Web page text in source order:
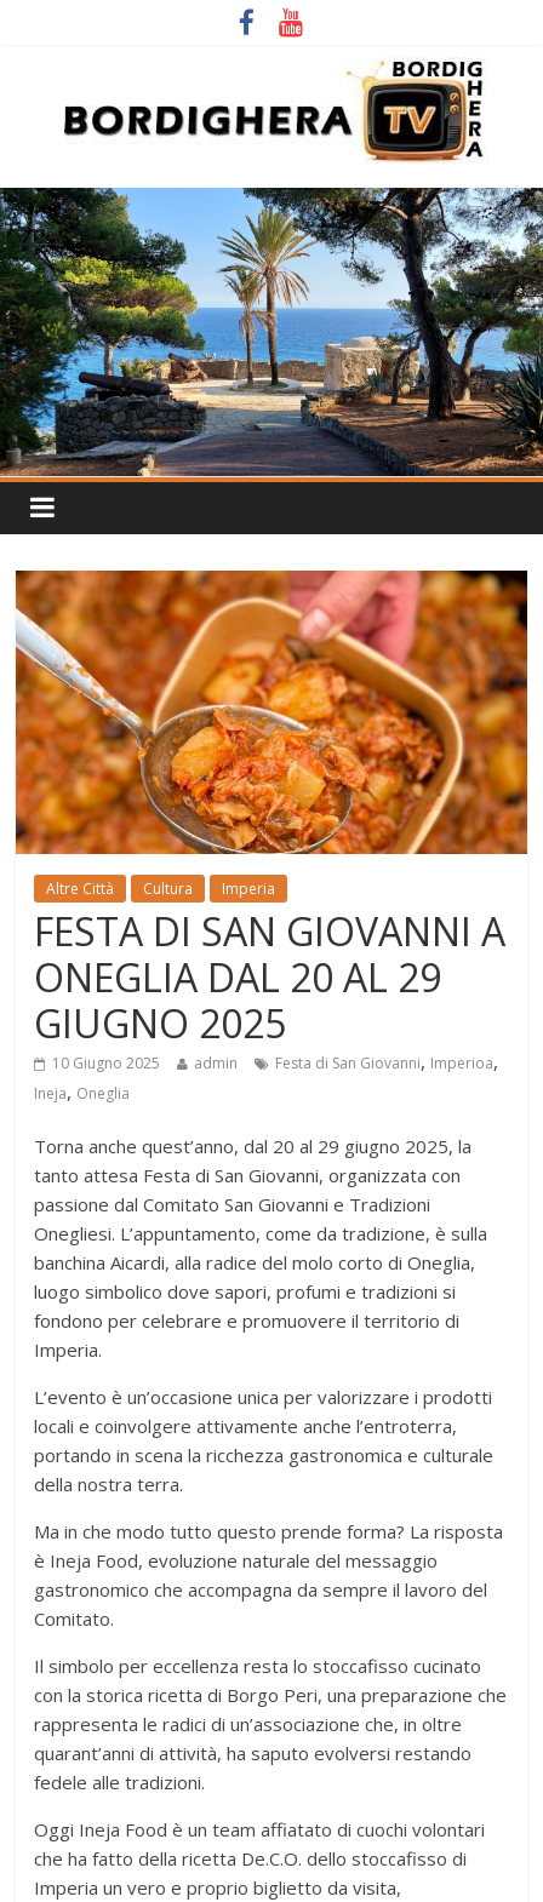
Altre Città Cultura Imperia
FESTA DI SAN GIOVANNI A
ONEGLIA DAL 20 AL 29
GIUGNO 2025
10 Giugno 2025 admin Festa di San Giovanni, Imperioa,
Ineja, Oneglia
Torna anche quest’anno, dal 20 al 29 giugno 2025, la
tanto attesa Festa di San Giovanni, organizzata con
passione dal Comitato San Giovanni e Tradizioni
Onegliesi. L’appuntamento, come da tradizione, è sulla
banchina Aicardi, alla radice del molo corto di Oneglia,
luogo simbolico dove sapori, profumi e tradizioni si
fondono per celebrare e promuovere il territorio di
Imperia.
L’evento è un’occasione unica per valorizzare i prodotti
locali e coinvolgere attivamente anche l’entroterra,
portando in scena la ricchezza gastronomica e culturale
della nostra terra.
Ma in che modo tutto questo prende forma? La risposta
è Ineja Food, evoluzione naturale del messaggio
gastronomico che accompagna da sempre il lavoro del
Comitato.
Il simbolo per eccellenza resta lo stoccafisso cucinato
con la storica ricetta di Borgo Peri, una preparazione che
rappresenta le radici di un’associazione che, in oltre
quarant’anni di attività, ha saputo evolversi restando
fedele alle tradizioni.
Oggi Ineja Food è un team affiatato di cuochi volontari
che ha fatto della ricetta De.C.O. dello stoccafisso di
Imperia un vero e proprio biglietto da visita,